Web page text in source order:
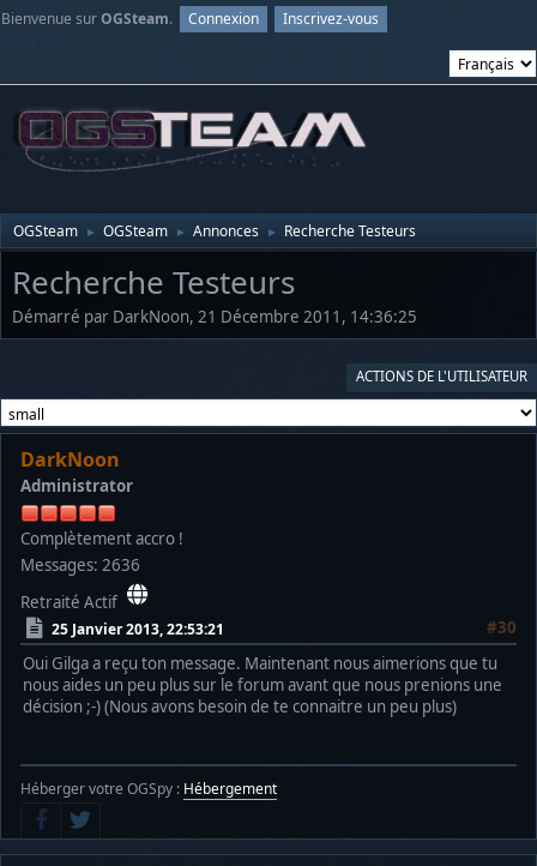
Bienvenue surOGSteam. Connexion Inscrivez-vous
OGSteam ► OGSteam ► Annonces ► Recherche Testeurs
Recherche Testeurs
Démarré par DarkNoon, 21 Décembre 2011, 14:36:25
ACTIONS DE L'UTILISATEUR
DarkNoon
Administrator
Complètement accro !
Messages: 2636
Retraité Actif
25 Janvier 2013, 22:53:21
#30
Oui Gilga a reçu ton message. Maintenant nous aimerions que tu
nous aides un peu plus sur le forum avant que nous prenions une
décision ;-) (Nous avons besoin de te connaitre un peu plus)
Héberger votre OGSpy : Hébergement